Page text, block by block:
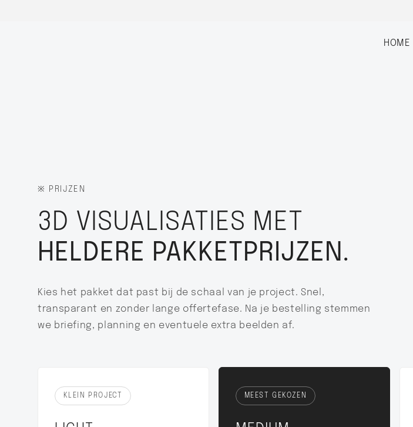
HOME
※ PRIJZEN
3D VISUALISATIES MET
HELDERE PAKKETPRIJZEN.
Kies het pakket dat past bij de schaal van je project. Snel,
transparant en zonder lange offertefase. Na je bestelling stemmen
we briefing, planning en eventuele extra beelden af.
KLEIN PROJECT MEEST GEKOZEN